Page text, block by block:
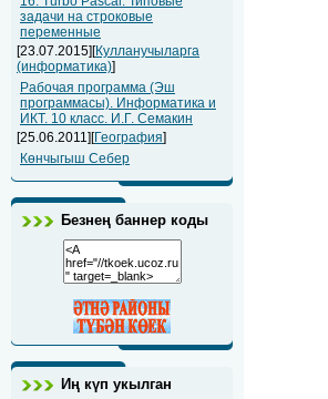
задачи на строковые
переменные
[23.07.2015][Кулланучыларга
(информатика)]
Рабочая программа (Эш
программасы). Информатика и
ИКТ. 10 класс. И.Г. Семакин
[25.06.2011][География]
Көнчыгыш Себер
Безнең баннер коды
Иң күп укылган